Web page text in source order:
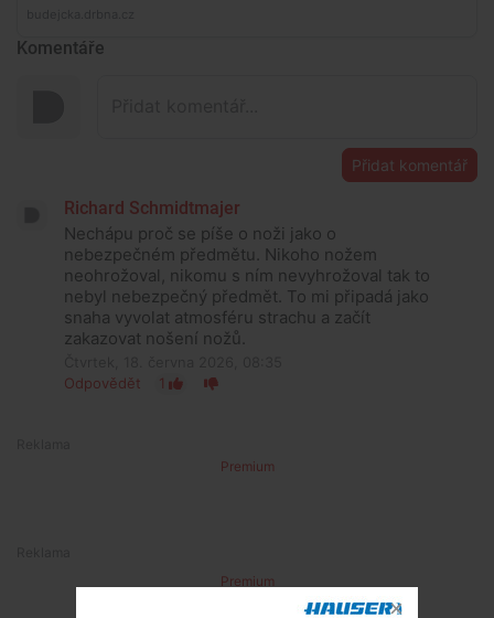
Komentáře
Přidat komentář
Richard Schmidtmajer
Nechápu proč se píše o noži jako o
nebezpečném předmětu. Nikoho nožem
neohrožoval, nikomu s ním nevyhrožoval tak to
nebyl nebezpečný předmět. To mi připadá jako
snaha vyvolat atmosféru strachu a začít
zakazovat nošení nožů.
Odpovědět
1
Premium
Premium